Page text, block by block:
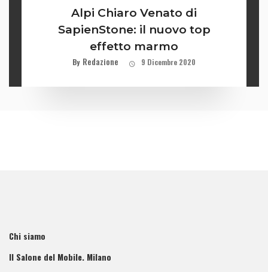
Alpi Chiaro Venato di
SapienStone: il nuovo top
effetto marmo
By Redazione 9 Dicembre 2020
Chi siamo
Il Salone del Mobile. Milano